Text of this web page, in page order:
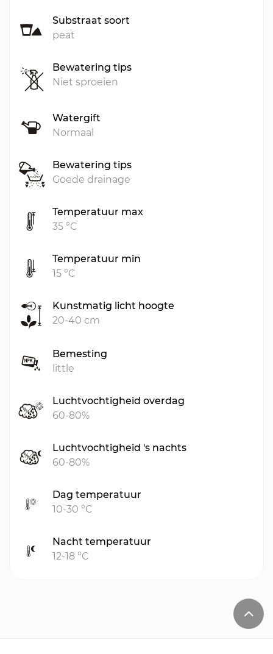
Substraat soort
peat
Bewatering tips
Niet sproeien
Watergift
Normaal
Bewatering tips
Goede drainage
Temperatuur max
35 °C
Temperatuur min
15 °C
Kunstmatig licht hoogte
20-40 cm
Bemesting
little
Luchtvochtigheid overdag
60-80%
Luchtvochtigheid 's nachts
60-80%
Dag temperatuur
10-30 °C
Nacht temperatuur
12-18 °C